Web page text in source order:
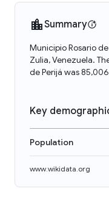
Summary
Municipio Rosario
Zulia, Venezuela.
de Perijá was
Key
Population
www.wikidata.org